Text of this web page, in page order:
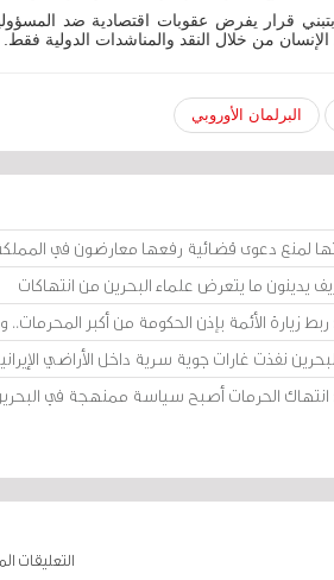
بتبني قرار يفرض عقوبات اقتصادية ضد
من خلال النقد والمناشدات الدولية فقط.
البرلمان الأوروبي
لمنع دعوى قضائية رفعها معارضون في
يدينون ما يتعرض علماء البحرين من انتهاكات
زيارة الأئمة بإذن الحكومة من أكبر
نفذت غارات جوية سرية داخل الأراضي
انتهاك الحرمات أصبح سياسة ممنهجة في
التعليقات